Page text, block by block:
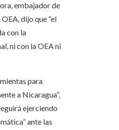
embajador de
dijo que “el
con la
ni con la OEA ni
para
a Nicaragua”,
ejerciendo
ante las